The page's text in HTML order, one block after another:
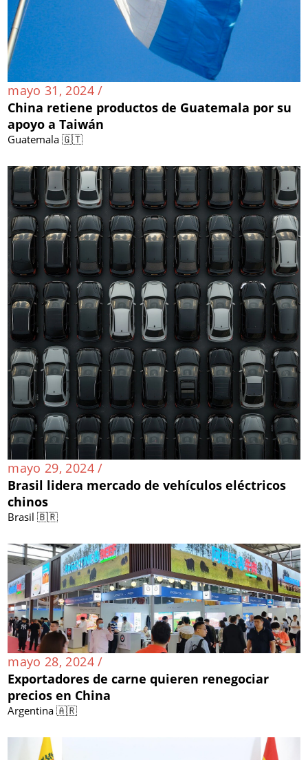
mayo 31, 2024 /
China retiene productos de Guatemala por su
apoyo a Taiwán
Guatemala 🇬🇹
mayo 29, 2024 /
Brasil lidera mercado de vehículos eléctricos
chinos
Brasil 🇧🇷
mayo 28, 2024 /
Exportadores de carne quieren renegociar
precios en China
Argentina 🇦🇷